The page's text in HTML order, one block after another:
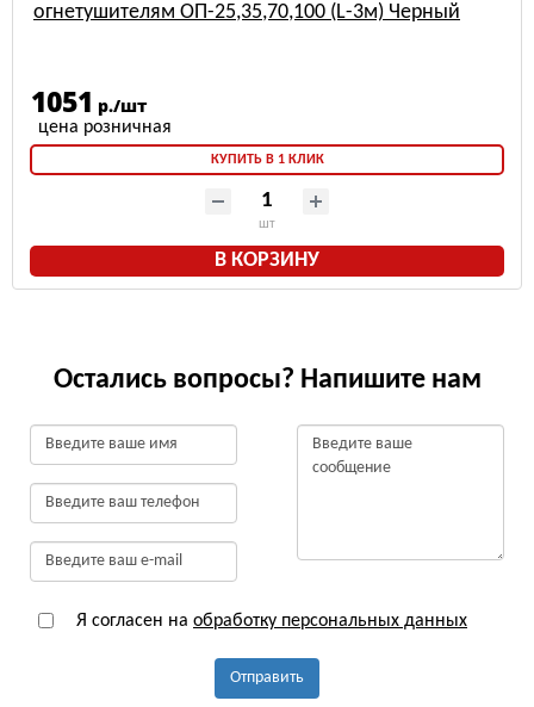
огнетушителям ОП-25,35,70,100 (L-3м) Черный
1051 р./шт
КУПИТЬ В 1 КЛИК
шт
В КОРЗИНУ
Остались вопросы? Напишите нам
Я согласен на обработку персональных данных
Отправить